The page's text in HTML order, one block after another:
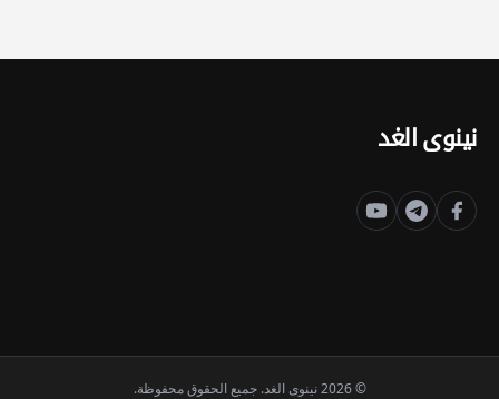
نينوى الغد
© 2026 نينوى الغد. جميع الحقوق محفوظة.